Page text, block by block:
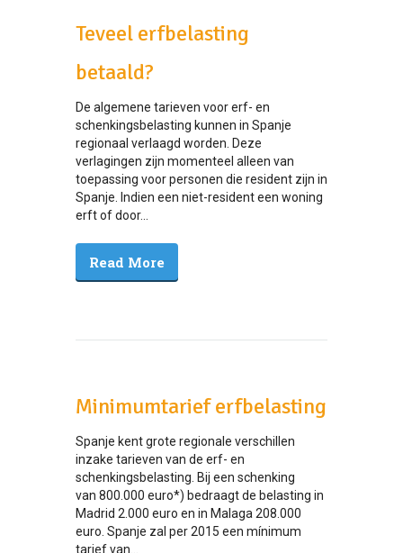
Teveel erfbelasting
betaald?
De algemene tarieven voor erf- en
schenkingsbelasting kunnen in Spanje
regionaal verlaagd worden. Deze
verlagingen zijn momenteel alleen van
toepassing voor personen die resident zijn in
Spanje. Indien een niet-resident een woning
erft of door...
Read More
Minimumtarief erfbelasting
Spanje kent grote regionale verschillen
inzake tarieven van de erf- en
schenkingsbelasting. Bij een schenking
van 800.000 euro*) bedraagt de belasting in
Madrid 2.000 euro en in Malaga 208.000
euro. Spanje zal per 2015 een mínimum
tarief van...